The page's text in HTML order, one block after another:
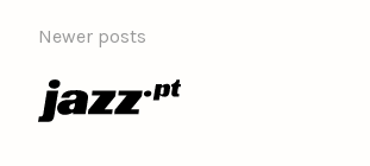
POSTS
NAVIGATION
Newer posts